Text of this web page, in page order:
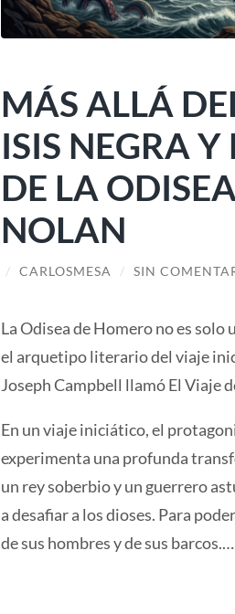
MÁS ALLÁ
ISIS NEGRA
DE LA
NOLAN
/ CARLOSMESA / SIN
La Odisea de Homero no es
el arquetipo literario del viaje
Joseph Campbell llamó El Viaje
En un viaje iniciático, el
experimenta una profunda
un rey soberbio y un guerrero
a desafiar a los dioses. Para
de sus hombres y de sus barcos.…